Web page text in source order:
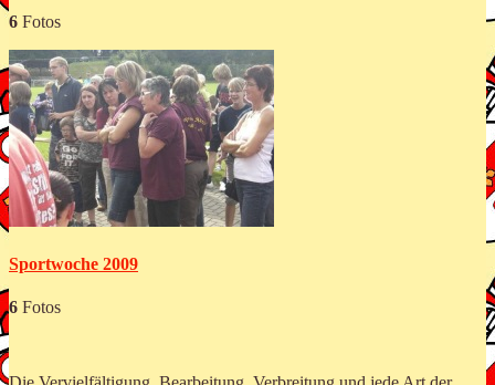
6 Fotos
Sportwoche 2009
6 Fotos